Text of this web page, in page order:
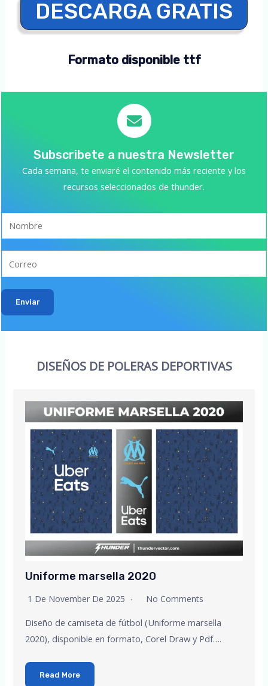
DESCARGA GRATIS
Formato disponible ttf
Subscribete a nuestra Newsletter
Cada semana, te enviaré el contenido más reciente y los
recursos seleccionados de thunder.
Enviar
DISEÑOS DE POLERAS DEPORTIVAS
Uniforme marsella 2020
1 De November De 2025 No Comments
Diseño de camiseta de fútbol (Uniforme marsella
2020), disponible en formato, Corel Draw y Pdf….
Read More